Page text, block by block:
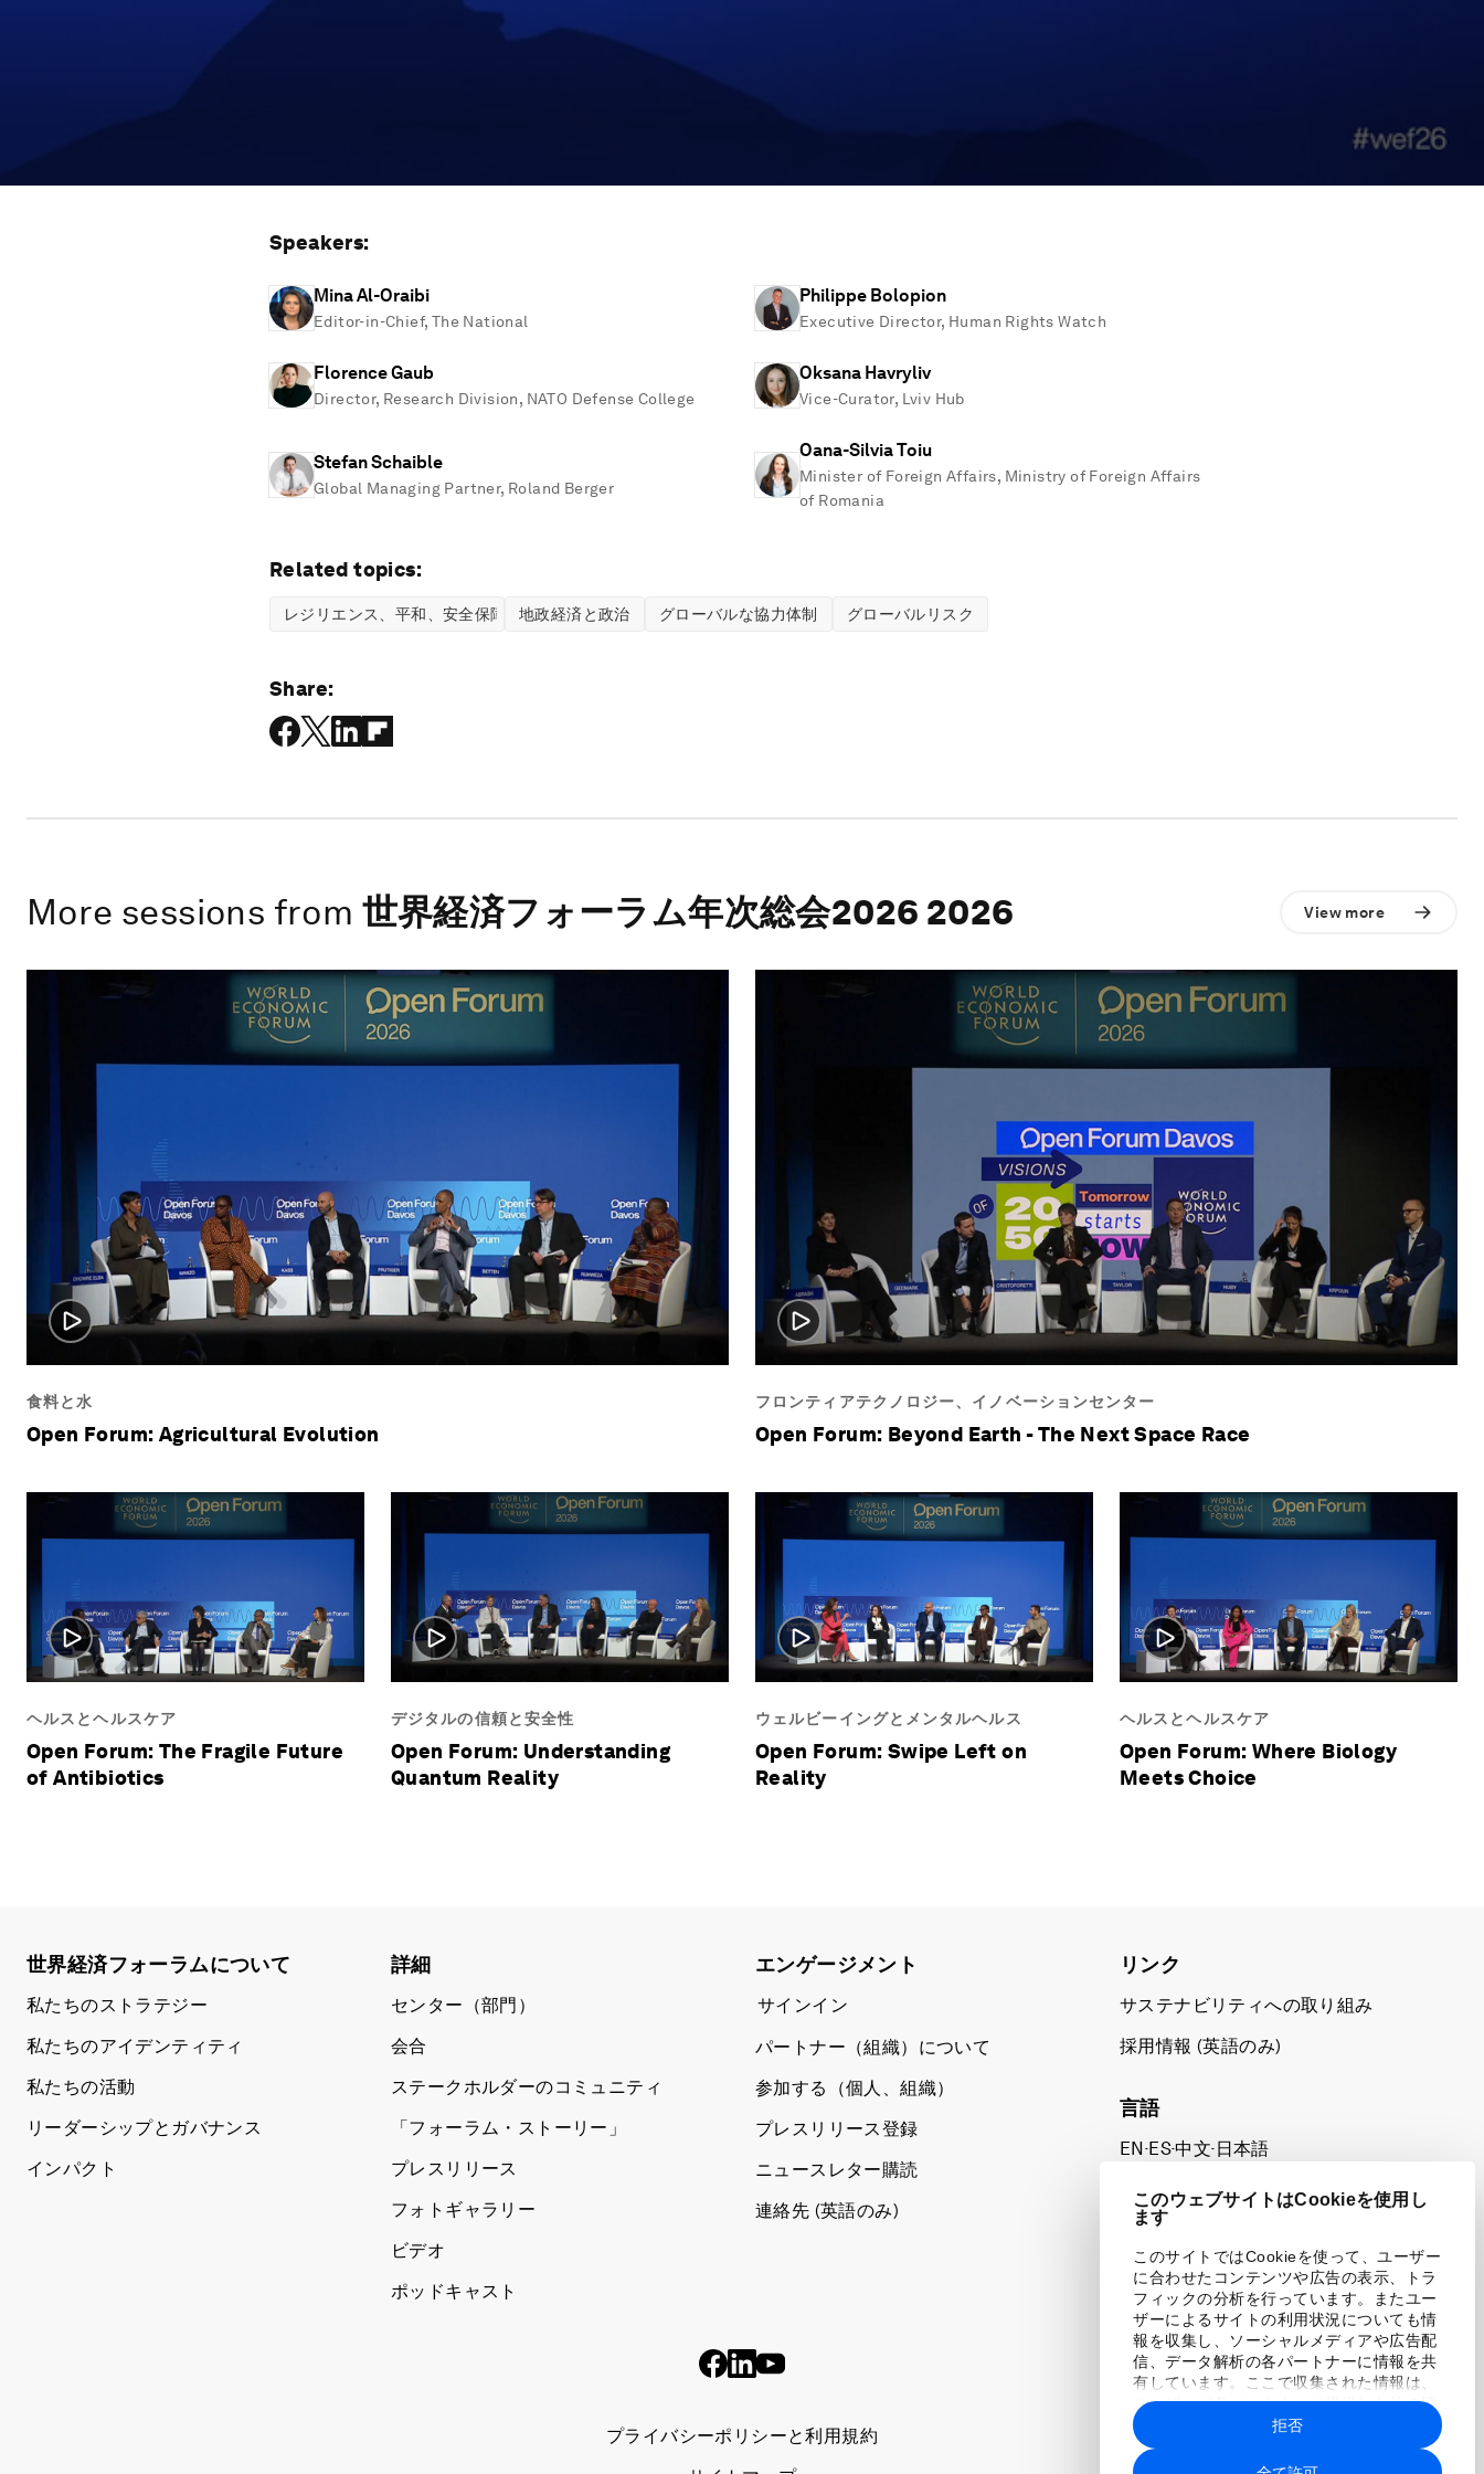
このウェブサイトはCookieを使用し
ます
このサイトではCookieを使って、ユーザー
に合わせたコンテンツや広告の表示、トラ
フィックの分析を行っています。またユー
ザーによるサイトの利用状況についても情
報を収集し、ソーシャルメディアや広告配
信、データ解析の各パートナーに情報を共
有しています。ここで収集された情報は、
ユーザーが各パートナーに提供した他の情
報や各パートナーのサービスを使用した際
に収集された情報と組み合わされ、各パー
トナーによって使用されることがありま
拒否
Speakers:
Mina Al-Oraibi
Editor-in-Chief, The National
Philippe Bolopion
Executive Director, Human Rights Watch
Florence Gaub
Director, Research Division, NATO Defense College
Oksana Havryliv
Vice-Curator, Lviv Hub
Stefan Schaible
Global Managing Partner, Roland Berger
Oana-Silvia Toiu
Minister of Foreign Affairs, Ministry of Foreign Affairs
of Romania
Related topics:
レジリエンス、平和、安全保障 地政経済と政治 グローバルな協力体制 グローバルリスク
Share:
More sessions from 世界経済フォーラム年次総会2026 2026 View more
食料と水
Open Forum: Agricultural Evolution
フロンティアテクノロジー、イノベーションセンター
Open Forum: Beyond Earth - The Next Space Race
ヘルスとヘルスケア
Open Forum: The Fragile Future
of Antibiotics
デジタルの信頼と安全性
Open Forum: Understanding
Quantum Reality
ウェルビーイングとメンタルヘルス
Open Forum: Swipe Left on
Reality
ヘルスとヘルスケア
Open Forum: Where Biology
Meets Choice
世界経済フォーラムについて
私たちのストラテジー
私たちのアイデンティティ
私たちの活動
リーダーシップとガバナンス
インパクト
詳細
センター（部門）
会合
ステークホルダーのコミュニティ
「フォーラム・ストーリー」
プレスリリース
フォトギャラリー
ビデオ
ポッドキャスト
エンゲージメント
サインイン
パートナー（組織）について
参加する（個人、組織）
プレスリリース登録
ニュースレター購読
連絡先 (英語のみ)
リンク
サステナビリティへの取り組み
採用情報 (英語のみ)
言語
EN ▪ES▪中文▪ 日本語
プライバシーポリシーと利用規約